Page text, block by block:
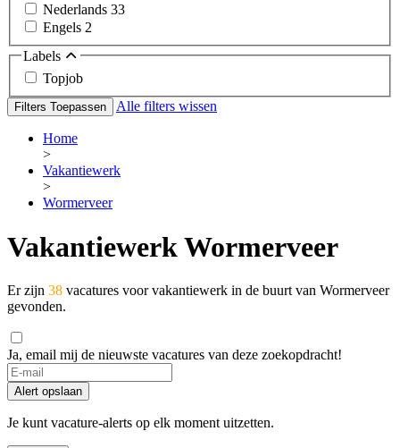
Nederlands 33
Engels 2
Labels
Topjob
Filters Toepassen Alle filters wissen
Home
>
Vakantiewerk
>
Wormerveer
Vakantiewerk Wormerveer
Er zijn 38 vacatures voor vakantiewerk in de buurt van Wormerveer
gevonden.
Ja, email mij de nieuwste vacatures van deze zoekopdracht!
Alert opslaan
Je kunt vacature-alerts op elk moment uitzetten.